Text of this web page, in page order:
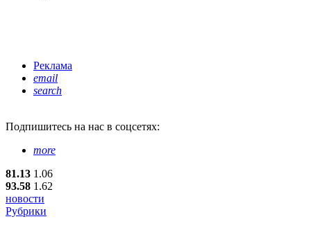
Реклама
email
search
Подпишитесь на нас в соцсетях:
more
81.13 1.06
93.58 1.62
новости
Рубрики